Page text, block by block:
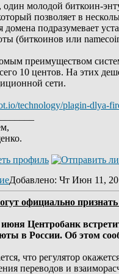
молодой биткоин-
позволяет в
домена подразумевает
(биткоинов или
преимуществом
10 центов. На этих
сети.
technology/plagin-dlya-
Добавлено: Чт Июн 11,
официально
июня Центробанк
в России. Об этом
что регулятор
переводов и